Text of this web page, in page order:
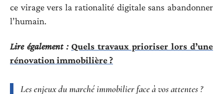
ce virage vers la rationalité digitale sans abandonner
l’humain.
Lire également : Quels travaux prioriser lors d’une
rénovation immobilière ?
Les enjeux du marché immobilier face à vos attentes ?